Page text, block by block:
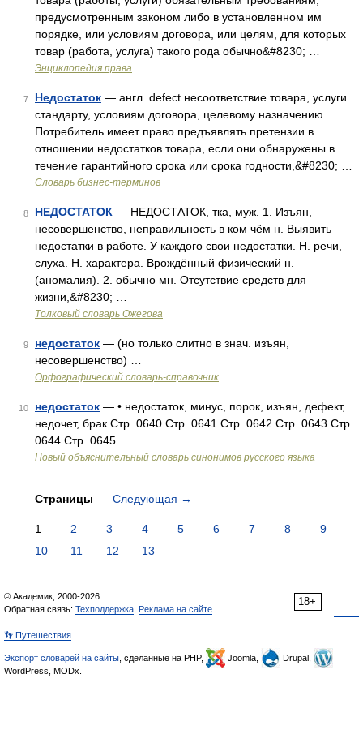
предусмотренным законом либо в установленном им
порядке, или условиям договора, или целям, для которых
товар (работа, услуга) такого рода обычно&#8230; …
Энциклопедия права
7 Недостаток — англ. defect несоответствие товара, услуги
стандарту, условиям договора, целевому назначению.
Потребитель имеет право предъявлять претензии в
отношении недостатков товара, если они обнаружены в
течение гарантийного срока или срока годности,&#8230; …
Словарь бизнес-терминов
8 НЕДОСТАТОК — НЕДОСТАТОК, тка, муж. 1. Изъян,
несовершенство, неправильность в ком чём н. Выявить
недостатки в работе. У каждого свои недостатки. Н. речи,
слуха. Н. характера. Врождённый физический н.
(аномалия). 2. обычно мн. Отсутствие средств для
жизни,&#8230; …
Толковый словарь Ожегова
9 недостаток — (но только слитно в знач. изъян,
несовершенство) …
Орфографический словарь-справочник
10 недостаток — • недостаток, минус, порок, изъян, дефект,
недочет, брак Стр. 0640 Стр. 0641 Стр. 0642 Стр. 0643 Стр.
0644 Стр. 0645 …
Новый объяснительный словарь синонимов русского языка
Страницы Следующая →
1 2 3 4 5 6 7 8
9
10
11 12 13
18+
© Академик, 2000-2026
Обратная связь: Техподдержка Реклама на сайте
👣 Путешествия
Экспорт словарей на сайты , сделанные на PHP, Joomla,
Drupal,
WordPress, MODx.